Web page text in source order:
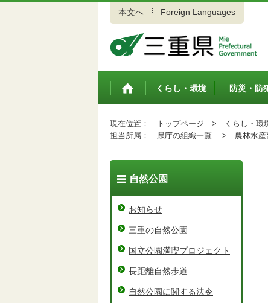
本文へ Foreign Languages
トップペ
くらし・環境 防災・防
現在位置： トップページ > くらし・環
担当所属：
県庁の組織一覧 > 農林水
自然公園
お知らせ
三重の自然公園
国立公園満喫プロジェクト
長距離自然歩道
自然公園に関する法令